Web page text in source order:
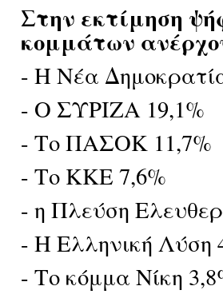
Στην εκτίμηση
κομμάτων
- Η Νέα
- Ο ΣΥΡΙΖΑ 19,1%
- Το ΠΑΣΟΚ 11,7%
- Το ΚΚΕ 7,6%
- η Πλεύση
- Η Ελληνική Λύση
- Το κόμμα Νίκη